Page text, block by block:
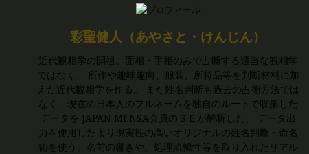
彩聖健人（あやさと・けんじん）
近代観相学の開祖。面相・手相のみで占断する適当な観相学
ではなく、 所作や趣味趣向、服装、所持品等を判断材料に加
えた近代観相学を作る。 また姓名判断も過去の占術方法では
なく、現在の日本人のフルネームを独自のルートで収集した
データを JAPAN MENSA会員のＳＥが解析した、 データ出
力を使用したより現実性の高いオリジナルの姓名判断・命名
術を使う。名前の響きや、処理流暢性等を取り入れたリアル